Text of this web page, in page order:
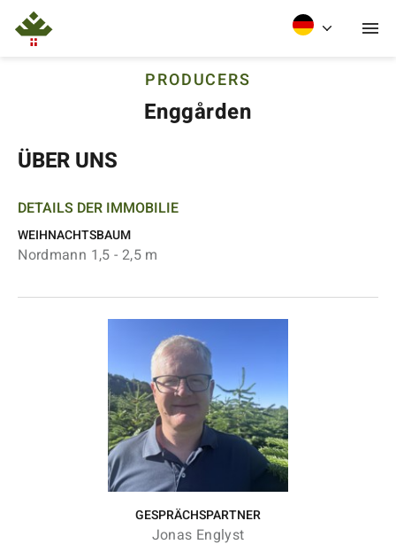
PRODUCERS
Enggården
ÜBER UNS
DETAILS DER IMMOBILIE
WEIHNACHTSBAUM
Nordmann 1,5 - 2,5 m
GESPRÄCHSPARTNER
Jonas Englyst